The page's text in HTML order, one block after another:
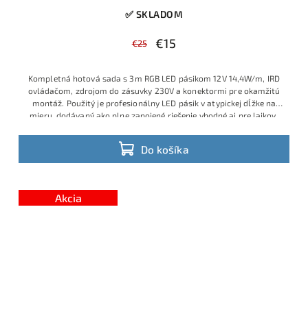
✅ SKLADOM
€25 €15
Do košíka
Kompletná hotová sada s 3m RGB LED pásikom 12V 14,4W/m, IRD
ovládačom, zdrojom do zásuvky 230V a konektormi pre okamžitú
montáž. Použitý je profesionálny LED pásik v atypickej dĺžke na
mieru, dodávaný ako plne zapojené riešenie vhodné aj pre laikov,
príslušenstva. Ide o obľúbený model s veľmi dobrým pomerom
ceny, výkonu a praktickosti, ktorý je v ponuke v obmedzenom
množstve a patrí medzi vyhľadávané hotové RGB sady.Výhodná
Akcia